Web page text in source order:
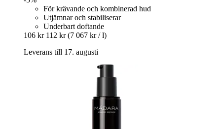
För krävande och kombinerad hud
Utjämnar och stabiliserar
Underbart doftande
106 kr 112 kr (7 067 kr / l)
Leverans till 17. augusti